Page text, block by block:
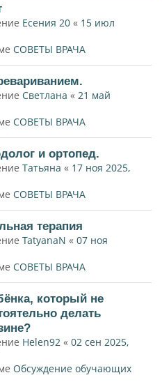
Есения 20 « 15 июл
СОВЕТЫ ВРАЧА
Светлана « 21 май
СОВЕТЫ ВРАЧА
и ортопед.
Татьяна « 17 ноя 2025,
СОВЕТЫ ВРАЧА
терапия
TatyanaN « 07 ноя
СОВЕТЫ ВРАЧА
который не
делать
Helen92 « 02 сен 2025,
Обсуждение обучающих